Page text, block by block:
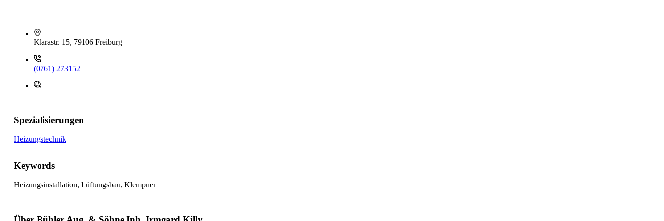
Klarastr. 15, 79106 Freiburg
(0761) 273152
Spezialisierungen
Heizungstechnik
Keywords
Heizungsinstallation, Lüftungsbau, Klempner